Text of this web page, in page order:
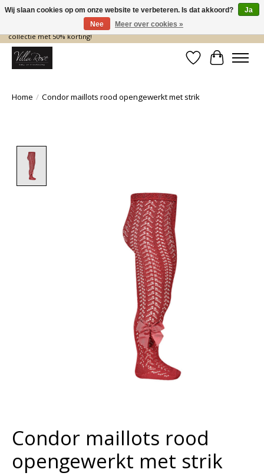
De nieuwe collectie komt eraan… en wij maken ruimte! Shop nu de zomer
collectie met 50% korting!
Verlanglijst
Home / Condor maillots rood opengewerkt met strik
Condor maillots rood
opengewerkt met strik
Wij slaan cookies op om onze website te verbeteren. Is dat akkoord?
Ja
Nee
Meer over cookies »